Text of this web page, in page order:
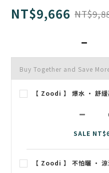
NT$9,666
Buy Together and Save
【 Zoodi 】 爆水 • 舒緩
SALE
【 Zoodi 】 不怕曬 • 涼